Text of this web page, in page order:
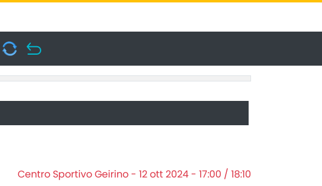
Centro Sportivo Geirino - 12 ott 2024 - 17:00 / 18:10